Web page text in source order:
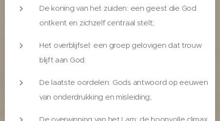
De koning van het zuiden: een geest die God
ontkent en zichzelf centraal stelt;
Het overblijfsel: een groep gelovigen dat trouw
blijft aan God.
De laatste oordelen: Gods antwoord op eeuwen
van onderdrukking en misleiding;